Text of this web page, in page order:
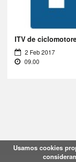
ITV de
2 Feb 2017
09.00
Usamos cookies